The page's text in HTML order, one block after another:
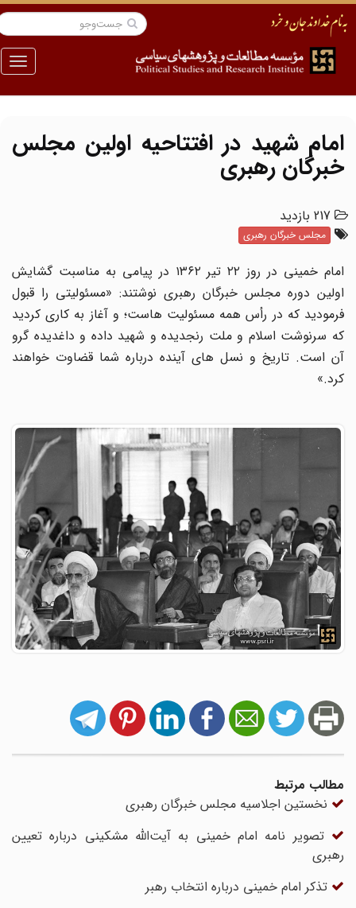
منو
امام شهید در افتتاحیه اولین مجلس
خبرگان رهبری
217 بازدید
مجلس خبرگان رهبری
امام خمینی در روز ۲۲ تیر ۱۳۶۲ در پیامی به مناسبت گشایش
اولین دوره مجلس خبرگان رهبری نوشتند: «مسئولیتی را قبول
فرمودید که در رأس همه مسئولیت هاست؛ و آغاز به کاری کردید
که سرنوشت اسلام و ملت رنجدیده و شهید داده و داغدیده گرو
آن است. تاریخ و نسل های آینده درباره شما قضاوت خواهند
کرد.»
مطالب مرتبط
نخستین اجلاسیه مجلس خبرگان رهبری
تصویر نامه امام خمینی به آیت‌الله مشکینی درباره تعیین
رهبری
تذکر امام خمینی درباره انتخاب رهبر